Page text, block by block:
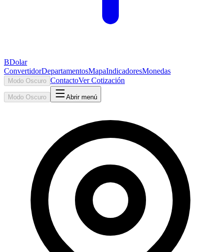
BDolar
ConvertidorDepartamentosMapaIndicadoresMonedas
Modo Oscuro ContactoVer Cotización
Modo Oscuro Abrir menú